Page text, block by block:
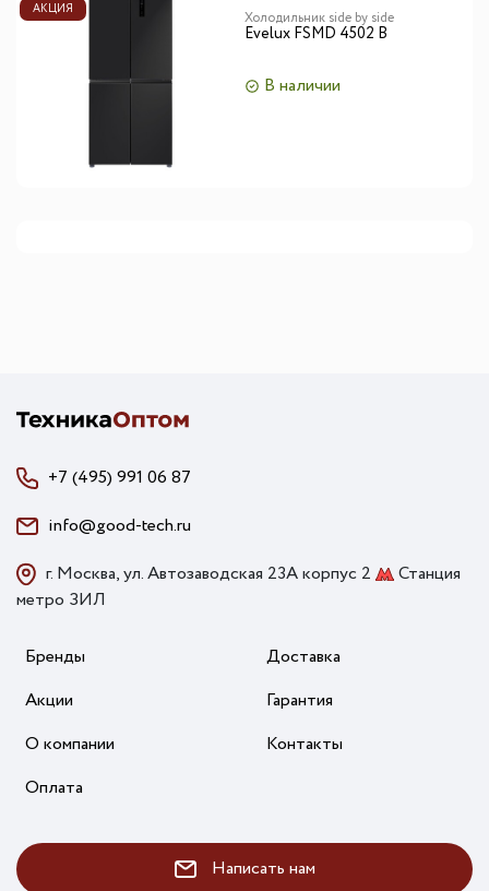
АКЦИЯ
Холодильник side by side
Evelux FSMD 4502 B
В наличии
+7 (495) 991 06 87
info@good-tech.ru
г. Москва, ул. Автозаводская 23А корпус 2
Станция
метро ЗИЛ
Бренды
Акции
О компании
Оплата
Доставка
Гарантия
Контакты
Написать нам